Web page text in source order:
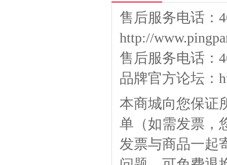
售后服务电话：
http://
售后服务电话：
品牌官方论坛：
本商城向您保证
单（如需发票，
发票与商品一起